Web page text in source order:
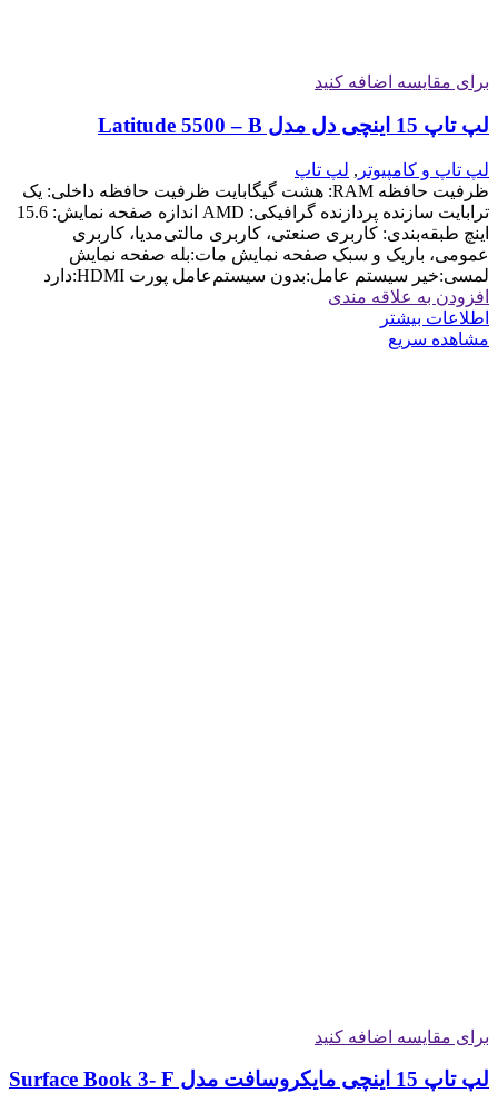
برای مقایسه اضافه کنید
لپ تاپ 15 اینچی دل مدل Latitude 5500 – B
لپ تاپ و کامپیوتر , لپ تاپ
ظرفیت حافظه RAM: هشت گیگابایت ظرفیت حافظه داخلی: یک
ترابایت سازنده پردازنده گرافیکی: AMD اندازه صفحه نمایش: 15.6
اینچ طبقه‌بندی: کاربری صنعتی، کاربری مالتی‌مدیا، کاربری
عمومی، باریک و سبک صفحه نمایش مات:بله صفحه نمایش
لمسی:خیر سیستم عامل:بدون سیستم‌عامل پورت HDMI:دارد
افزودن به علاقه مندی
اطلاعات بیشتر
مشاهده سریع
برای مقایسه اضافه کنید
لپ تاپ 15 اینچی مایکروسافت مدل Surface Book 3- F